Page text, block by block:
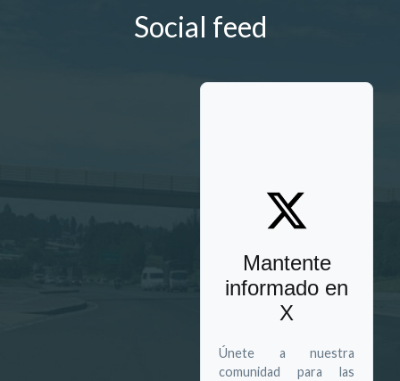
Social feed
Mantente
informado en
X
Únete a nuestra
comunidad para las